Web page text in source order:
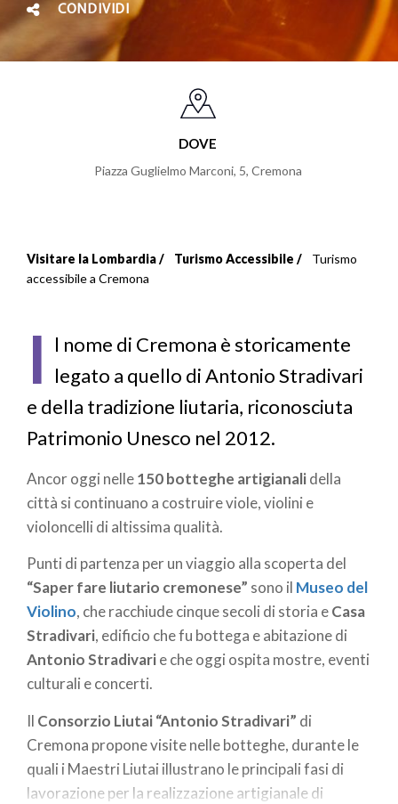
CONDIVIDI
DOVE
Piazza Guglielmo Marconi, 5, Cremona
Briciole
pane
Visitare la Lombardia Turismo Accessibile
Turismo
accessibile a Cremona
I l nome di Cremona è storicamente
legato a quello di Antonio Stradivari
e della tradizione liutaria, riconosciuta
Patrimonio Unesco nel 2012.
Ancor oggi nelle150 botteghe artigianalidella
città si continuano a costruire viole, violini e
violoncelli di altissima qualità.
Punti di partenza per un viaggio alla scoperta del
“Saper fare liutario cremonese” sono il Museo del
Violino, che racchiude cinque secoli di storia eCasa
Stradivari, edificio che fu bottega e abitazione di
Antonio Stradivarie che oggi ospita mostre, eventi
culturali e concerti.
Il Consorzio Liutai “Antonio Stradivari” di
Cremona propone visite nelle botteghe, durante le
quali i Maestri Liutai illustrano le principali fasi di
lavorazione per la realizzazione artigianale di